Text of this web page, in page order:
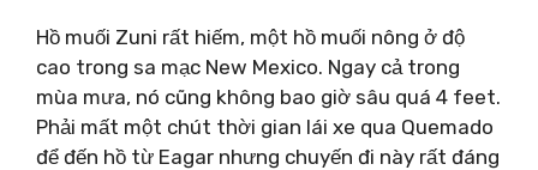
Hồ muối Zuni rất hiếm, một hồ muối nông ở độ
cao trong sa mạc New Mexico. Ngay cả trong
mùa mưa, nó cũng không bao giờ sâu quá 4 feet.
Phải mất một chút thời gian lái xe qua Quemado
để đến hồ từ Eagar nhưng chuyến đi này rất đáng